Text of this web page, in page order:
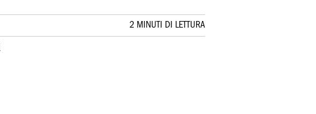
2 MINUTI DI LETTURA